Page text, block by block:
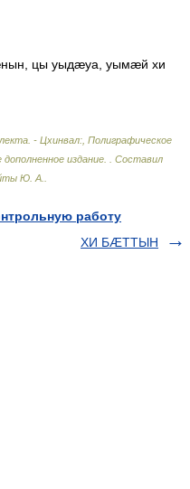
цы уыдæуа, уымæй хи
- Цхинвал:, Полиграфическое
издание.
Составил
Ю. А.
работу
ХИ БÆТТЫН